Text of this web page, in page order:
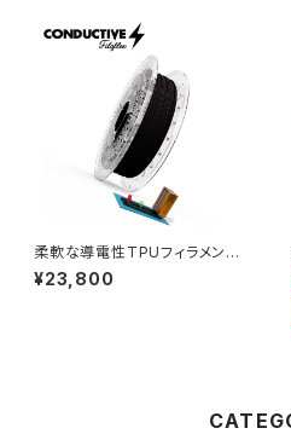
柔軟な導電性TPUフィラメント
『Conductive Filaflex』
¥23,800